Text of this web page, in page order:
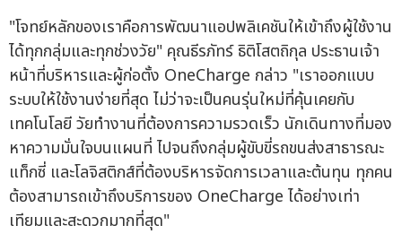
"โจทย์หลักของเราคือการพัฒนาแอปพลิเคชันให้เข้าถึงผู้ใช้งาน
ได้ทุกกลุ่มและทุกช่วงวัย" คุณธีรภัทร์ ธิติโสตถิกุล ประธานเจ้า
หน้าที่บริหารและผู้ก่อตั้ง OneCharge กล่าว "เราออกแบบ
ระบบให้ใช้งานง่ายที่สุด ไม่ว่าจะเป็นคนรุ่นใหม่ที่คุ้นเคยกับ
เทคโนโลยี วัยทำงานที่ต้องการความรวดเร็ว นักเดินทางที่มอง
หาความมั่นใจบนแผนที่ ไปจนถึงกลุ่มผู้ขับขี่รถขนส่งสาธารณะ
แท็กซี่ และโลจิสติกส์ที่ต้องบริหารจัดการเวลาและต้นทุน ทุกคน
ต้องสามารถเข้าถึงบริการของ OneCharge ได้อย่างเท่า
เทียมและสะดวกมากที่สุด"